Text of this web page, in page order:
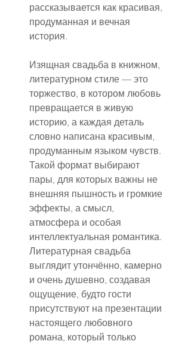
рассказывается как красивая,
продуманная и вечная
история.
Изящная свадьба в книжном,
литературном стиле — это
торжество, в котором любовь
превращается в живую
историю, а каждая деталь
словно написана красивым,
продуманным языком чувств.
Такой формат выбирают
пары, для которых важны не
внешняя пышность и громкие
эффекты, а смысл,
атмосфера и особая
интеллектуальная романтика.
Литературная свадьба
выглядит утончённо, камерно
и очень душевно, создавая
ощущение, будто гости
присутствуют на презентации
настоящего любовного
романа, который только